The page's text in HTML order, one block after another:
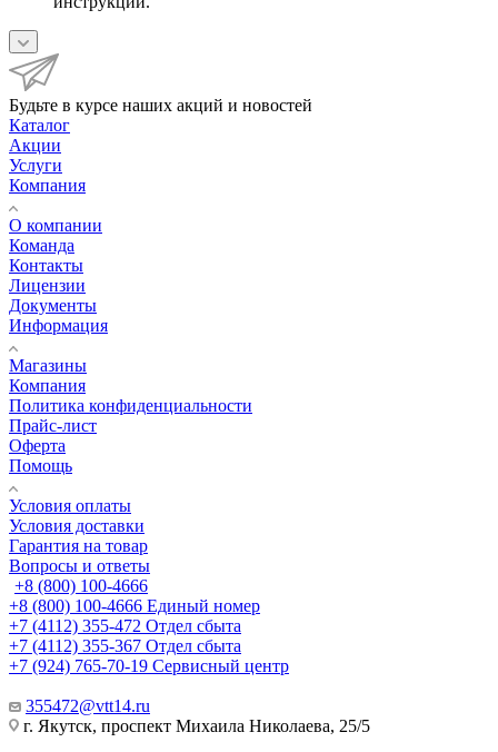
Будьте в курсе наших акций и новостей
Каталог
Акции
Услуги
Компания
О компании
Команда
Контакты
Лицензии
Документы
Информация
Магазины
Компания
Политика конфиденциальности
Прайс-лист
Оферта
Помощь
Условия оплаты
Условия доставки
Гарантия на товар
Вопросы и ответы
+8 (800) 100-4666
+8 (800) 100-4666 Единый номер
+7 (4112) 355-472 Отдел сбыта
+7 (4112) 355-367 Отдел сбыта
+7 (924) 765-70-19 Сервисный центр
355472@vtt14.ru
г. Якутск, проспект Михаила Николаева, 25/5